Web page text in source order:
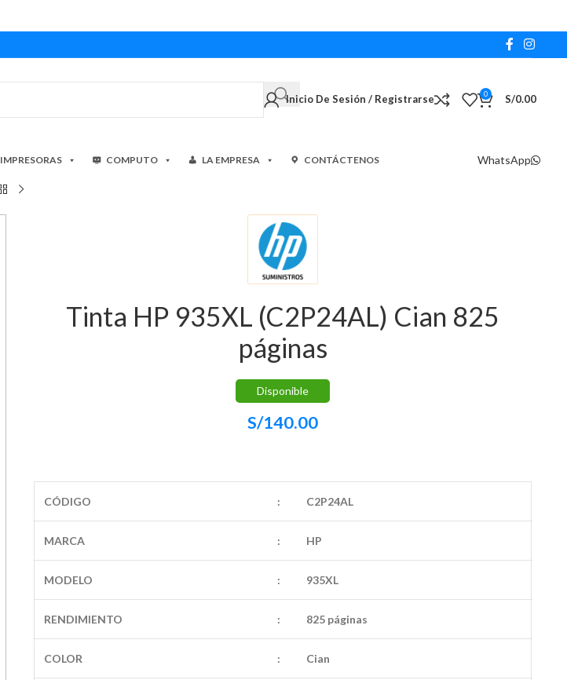
Inicio De Sesión / Registrarse 0 S/0.00
IMPRESORAS COMPUTO LA EMPRESA CONTÁCTENOS WhatsApp
Tinta HP 935XL (C2P24AL) Cian 825
páginas
Disponible
S/140.00
CÓDIGO : C2P24AL
MARCA : HP
MODELO : 935XL
RENDIMIENTO : 825 páginas
COLOR : Cian